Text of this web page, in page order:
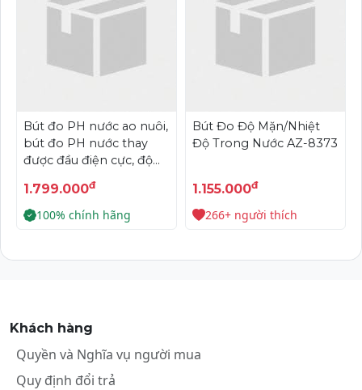
Bút đo PH nước ao nuôi,
bút đo PH nước thay
được đầu điện cực, độ
: PH-200, hãng sản xuất
HMD- USA
1.799.000đ
100% chính hãng
Bút Đo Độ Mặn/Nhiệt
Độ Trong Nước AZ-8373
1.155.000đ
266+ người thích
Khách hàng
Quyền và Nghĩa vụ người mua
Quy định đổi trả